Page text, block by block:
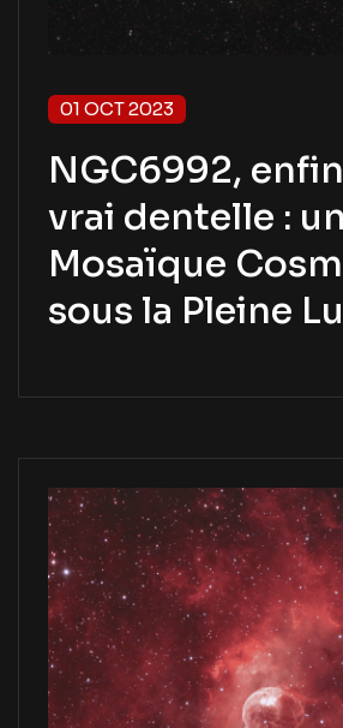
01 OCT 2023
NGC6992,
vrai dentelle :
Mosaïque
sous la Pleine